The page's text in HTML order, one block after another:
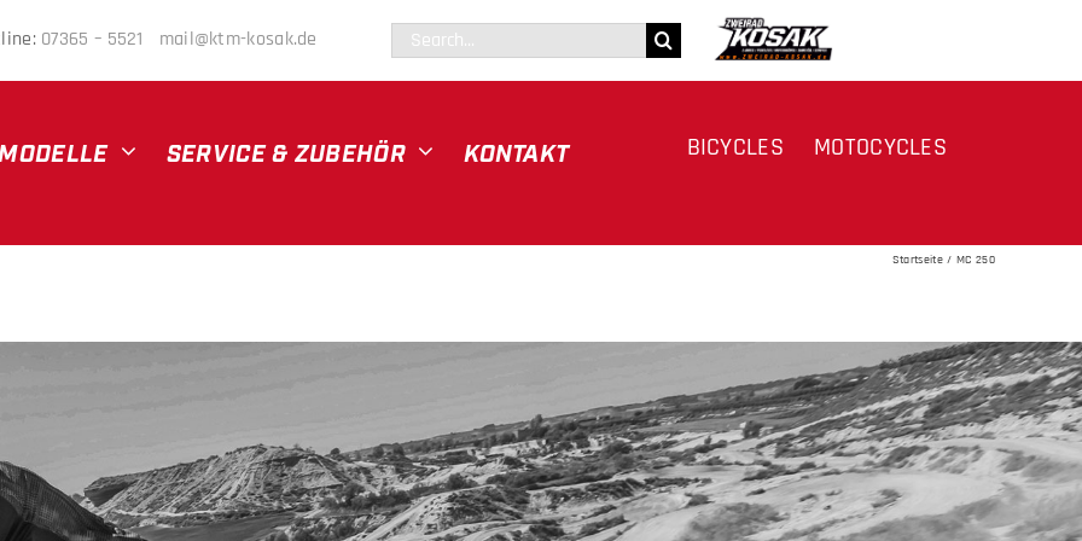
07365 – 5521 mail@ktm-kosak.de
Suche
nach:
MODELLE SERVICE & ZUBEHÖR KONTAKT BICYCLES MOTOCYCLES
Startseite MC 250